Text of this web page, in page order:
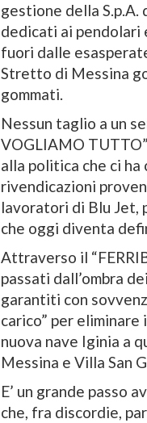
gestione della
dedicati ai pendolari
fuori dalle
Stretto di Messina
gommati.
Nessun taglio a un
VOGLIAMO
alla politica che ci
rivendicazioni
lavoratori di Blu Jet,
che oggi diventa
Attraverso il
passati dall’ombra
garantiti con
carico” per
nuova nave Iginia a
Messina e Villa San
E’ un grande passo
che, fra discordie,